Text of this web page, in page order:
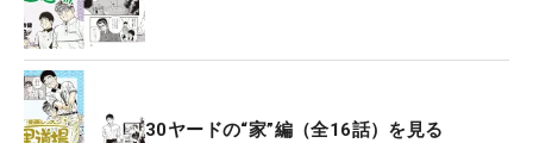
30ヤードの“家”編（全16話）を見る